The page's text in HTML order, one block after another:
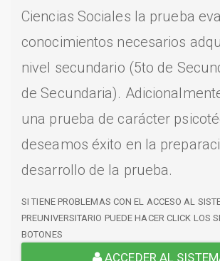
Ciencias Sociales la prueba
conocimientos necesarios
nivel secundario (5to de
de Secundaria).
una prueba de carácter
deseamos éxito en la
desarrollo de la prueba.
SI TIENE PROBLEMAS CON EL ACCESO AL
PREUNIVERSITARIO PUEDE HACER CLICK LOS
BOTONES
ACCEDER AL